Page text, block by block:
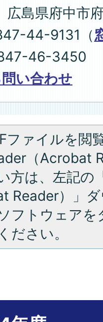
島県府中市
44-9131（
46-3450
い合わせ
ファイルを閲
（Acrobat
方は、左記の
Reader）」
フトウェア
ださい。